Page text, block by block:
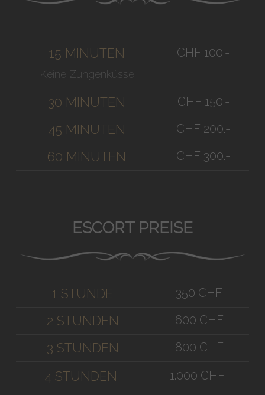
15 MINUTEN
Keine Zungenküsse
CHF 100.-
30 MINUTEN CHF 150.-
45 MINUTEN CHF 200.-
60 MINUTEN CHF 300.-
ESCORT PREISE
1 STUNDE 350 CHF
2 STUNDEN 600 CHF
3 STUNDEN 800 CHF
4 STUNDEN 1.000 CHF